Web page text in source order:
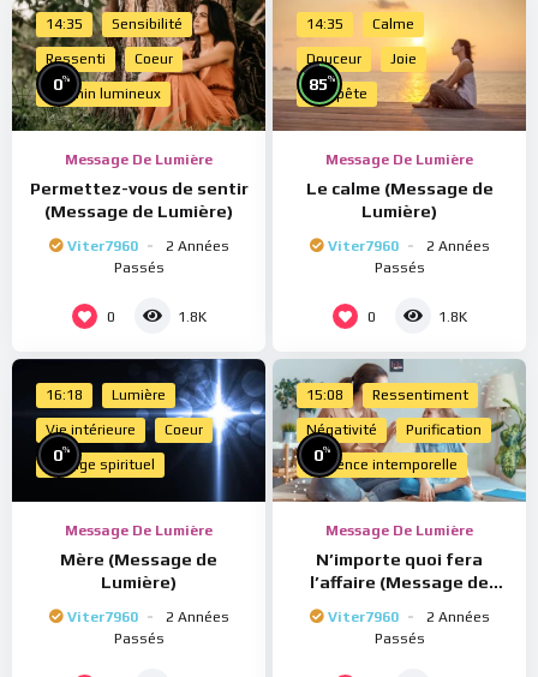
14:35 Sensibilité
Ressenti Coeur
Chemin lumineux
0%
Message De Lumière
Permettez-vous de sentir
(Message de Lumière)
Viter7960
2 Années
Passés
0 1.8K
14:35 Calme
Douceur Joie
Tempête
85%
Message De Lumière
Le calme (Message de
Lumière)
Viter7960
2 Années
Passés
0 1.8K
16:18 Lumière
Vie intérieure Coeur
Voyage spirituel
0%
Message De Lumière
Mère (Message de
Lumière)
Viter7960
2 Années
Passés
15:08 Ressentiment
Négativité Purification
Présence intemporelle
0%
Message De Lumière
N’importe quoi fera
l’affaire (Message de
Viter7960
2 Années
Passés